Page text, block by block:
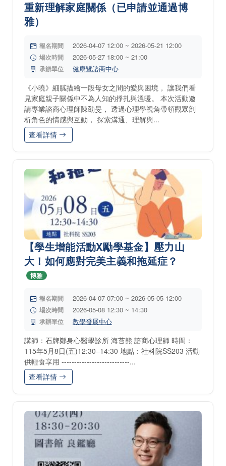
重新理解家庭關係（已申請並通過博
雅）
報名期間 2026-04-07 12:00 ~ 2026-05-21 12:00
場次時間 2026-05-27 18:00 ~ 21:00
承辦單位 健康暨諮商中心
《小曉》細膩描繪一段母女之間的愛與困境， 讓我們看
見家庭親子關係中不為人知的掙扎與溫暖。 本次活動邀
請專業諮商心理師陳劭旻， 透過心理學視角帶領觀眾剖
析角色的情感與互動， 探索溝通、理解與...
查看詳情
【學生增能活動X勵學基金】壓力山
大！如何應對完美主義和拖延症？
博雅
報名期間 2026-04-07 07:00 ~ 2026-05-05 12:00
場次時間 2026-05-08 12:30 ~ 14:30
承辦單位 教學發展中心
講師：石牌鄭身心醫學診所 海苔熊 諮商心理師 時間：
115年5月8日(五)12:30–14:30 地點：社科院SS203 活動
供輕食享用 ---------------------------...
查看詳情